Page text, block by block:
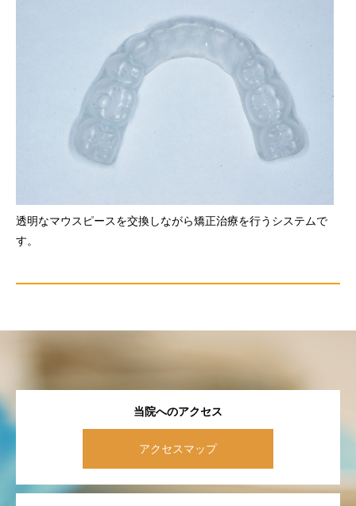
透明なマウスピースを交換しながら矯正治療を行うシステムで
す。
当院へのアクセス
アクセスマップ